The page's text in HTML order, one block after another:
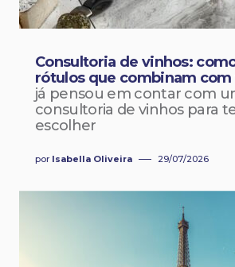
Consultoria de vinhos:
rótulos que combinam com
já pensou em contar com
consultoria de vinhos para
escolher
por Isabella Oliveira 29/07/2026